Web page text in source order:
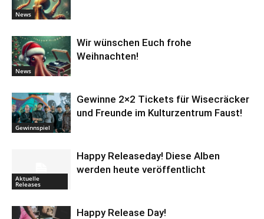
News
News
Wir wünschen Euch frohe
Weihnachten!
Gewinnspiel
Gewinne 2×2 Tickets für Wisecräcker
und Freunde im Kulturzentrum Faust!
Aktuelle
Releases
Happy Releaseday! Diese Alben
werden heute veröffentlicht
Happy Release Day!